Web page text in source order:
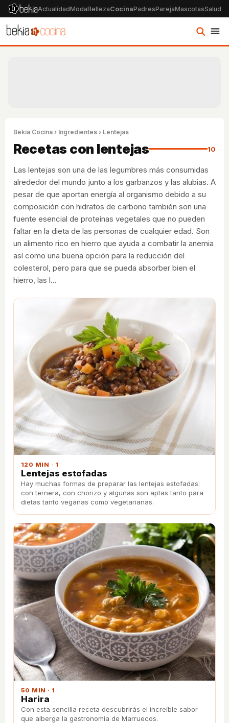
ActualidadModaBellezaCocinaPadresParejaMascotasSalud
Bekia Cocina › Ingredientes › Lentejas
Recetas con lentejas 10
Las lentejas son una de las legumbres más consumidas
alrededor del mundo junto a los garbanzos y las alubias. A
pesar de que aportan energía al organismo debido a su
composición con hidratos de carbono también son una
fuente esencial de proteínas vegetales que no pueden
faltar en la dieta de las personas de cualquier edad. Son
un alimento rico en hierro que ayuda a combatir la anemia
así como una buena opción para la reducción del
colesterol, pero para que se pueda absorber bien el
hierro, las l…
120 MIN · 1
Lentejas estofadas
Hay muchas formas de preparar las lentejas estofadas:
con ternera, con chorizo y algunas son aptas tanto para
dietas tanto veganas como vegetarianas.
50 MIN · 1
Harira
Con esta sencilla receta descubrirás el increíble sabor
que alberga la gastronomía de Marruecos.